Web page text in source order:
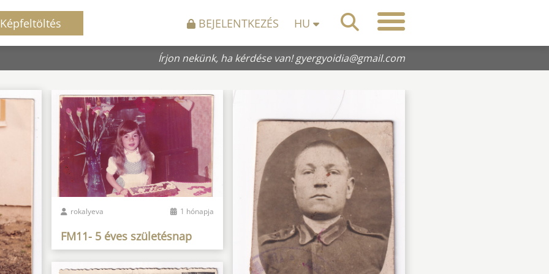
Képfeltöltés BEJELENTKEZÉS HU
Írjon nekünk, ha kérdése van!gyergyoidia@gmail.com
rokalyeva 1 hónapja
FM11- 5 éves születésnap